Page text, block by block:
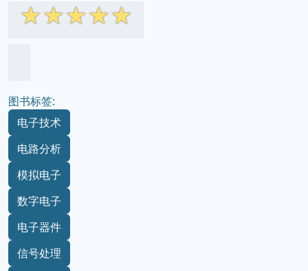
☆☆☆☆☆
图书标签:
电子技术
电路分析
模拟电子
数字电子
电子器件
信号处理